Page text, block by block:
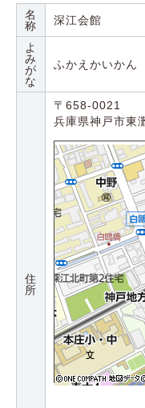
名
称
深江会館
よ
み
が
な
ふかえかいかん
住
所
〒658-0021
兵庫県神戸市東